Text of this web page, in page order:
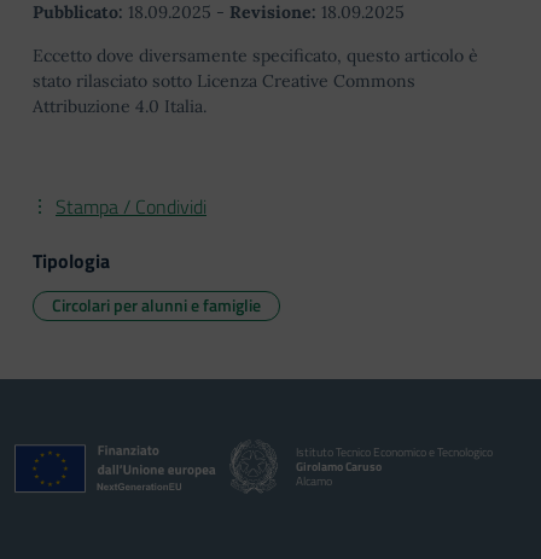
Pubblicato: 18.09.2025 - Revisione: 18.09.2025
Eccetto dove diversamente specificato, questo articolo è
stato rilasciato sotto Licenza Creative Commons
Attribuzione 4.0 Italia.
Stampa / Condividi
Tipologia
Circolari per alunni e famiglie
Istituto Tecnico Economico e Tecnologico
Girolamo Caruso
Alcamo